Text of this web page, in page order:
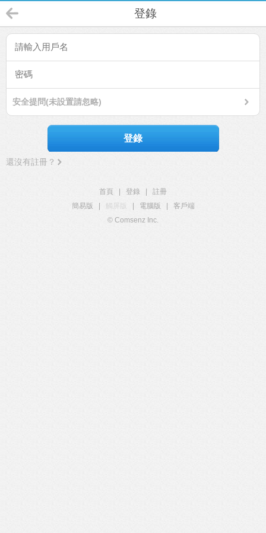
登錄
安全提問(未設置請忽略)
登錄
還沒有註冊？
首頁 登錄
註冊
簡易版
觸屏版 電腦版
客戶端
© Comsenz Inc.